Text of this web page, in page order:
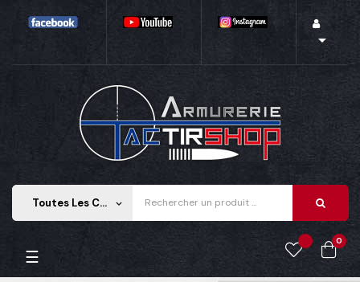

Toutes Les Catégories keyboard_arrow_down
0
Basculer la navigation
☰